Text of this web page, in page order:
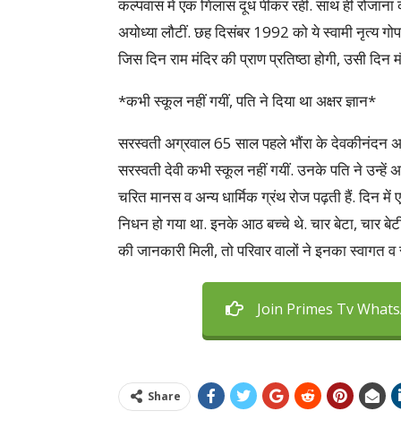
कल्पवास में एक गिलास दूध पीकर रहीं. साथ ही
अयोध्या लौटीं. छह दिसंबर 1992 को ये स्वामी नृत्य
जिस दिन राम मंदिर की प्राण प्रतिष्ठा होगी, उसी दिन
*कभी स्कूल नहीं गयीं, पति ने दिया था अक्षर ज्ञान*
सरस्वती अग्रवाल 65 साल पहले भौंरा के देवकीनंदन
सरस्वती देवी कभी स्कूल नहीं गयीं. उनके पति ने उन्हें
चरित मानस व अन्य धार्मिक ग्रंथ रोज पढ़ती हैं. दिन
निधन हो गया था. इनके आठ बच्चे थे. चार बेटा, चार
की जानकारी मिली, तो परिवार वालों ने इनका स्वागत
Join Primes Tv
Share